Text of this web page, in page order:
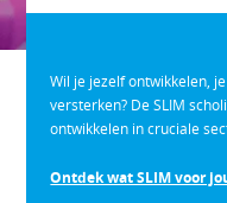
Wil je jezelf ontwikkelen,
versterken? De SLIM
ontwikkelen in cruciale
Ontdek wat SLIM voor